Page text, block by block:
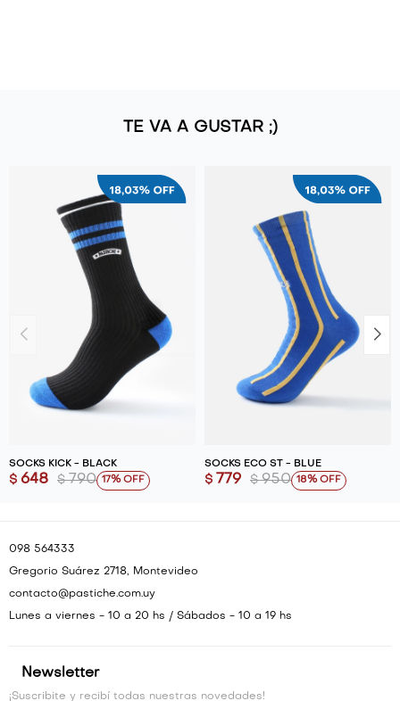
TE VA A GUSTAR ;)
SOCKS KICK - BLACK
$ 648 $ 790 17
SOCKS ECO ST - BLUE
$ 779 $ 950 18
Newsletter
¡Suscribite y recibí todas nuestras novedades!
098 564333
Gregorio Suárez 2718, Montevideo
contacto@pastiche.com.uy
Lunes a viernes - 10 a 20 hs / Sábados - 10 a 19 hs